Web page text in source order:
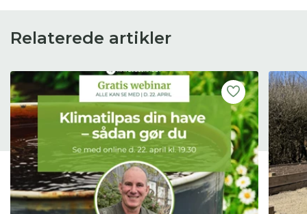
Relaterede artikler